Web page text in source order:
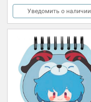
Уведомить о наличии